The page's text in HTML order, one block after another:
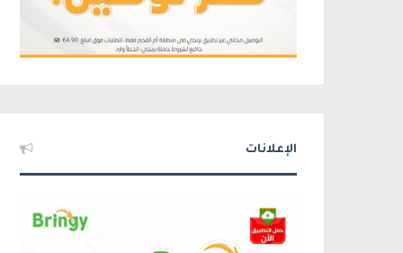
الإعلانات